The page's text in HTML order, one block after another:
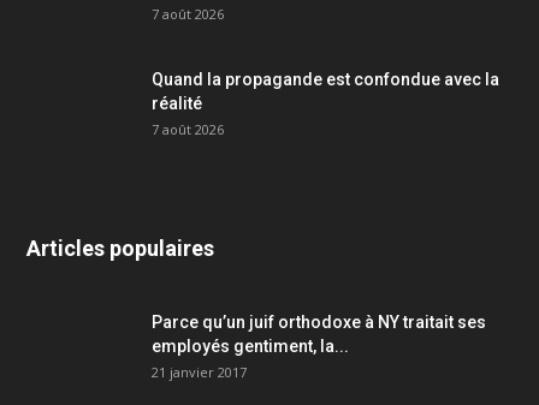
7 août 2026
Quand la propagande est confondue avec la
réalité
7 août 2026
Articles populaires
Parce qu’un juif orthodoxe à NY traitait ses
employés gentiment, la...
21 janvier 2017